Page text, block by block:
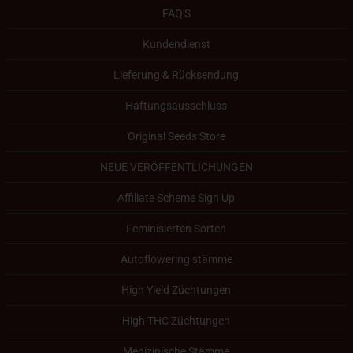
FAQ'S
Kundendienst
Lieferung & Rücksendung
Haftungsausschluss
Original Seeds Store
NEUE VERÖFFENTLICHUNGEN
Affiliate Scheme Sign Up
Feminisierten Sorten
Autoflowering stämme
High Yield Züchtungen
High THC Züchtungen